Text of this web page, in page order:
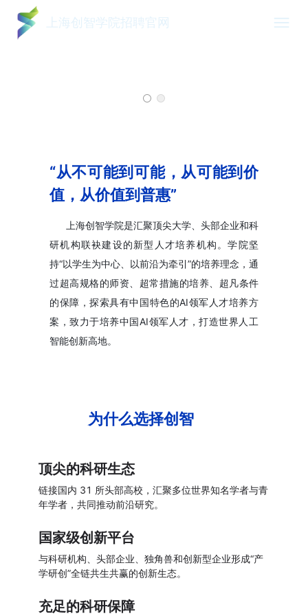
上海创智学院招聘官网
“从不可能到可能，从可能到价
值，从价值到普惠”
上海创智学院是汇聚顶尖大学、头部企业和科
研机构联袂建设的新型人才培养机构。学院坚
持“以学生为中心、以前沿为牵引”的培养理念，通
过超高规格的师资、超常措施的培养、超凡条件
的保障，探索具有中国特色的AI领军人才培养方
案，致力于培养中国AI领军人才，打造世界人工
智能创新高地。
为什么选择创智
顶尖的科研生态
国家级创新平台
链接国内 31 所头部高校，汇聚多位世界知名学者与青
年学者，共同推动前沿研究。
与科研机构、头部企业、独角兽和创新型企业形成“产
学研创”全链共生共赢的创新生态。
充足的科研保障